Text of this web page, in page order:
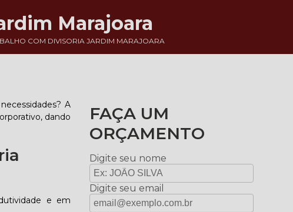
COM DIVISORIA JARDIM MARAJOARA
Marajoara
A
dando
e em
FAÇA UM
ORÇAMENTO
Digite seu nome
Digite seu email